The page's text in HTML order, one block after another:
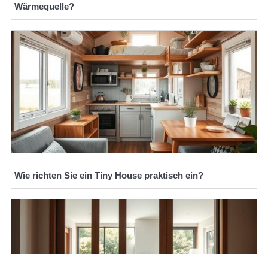
Wärmequelle?
Wie richten Sie ein Tiny House praktisch ein?